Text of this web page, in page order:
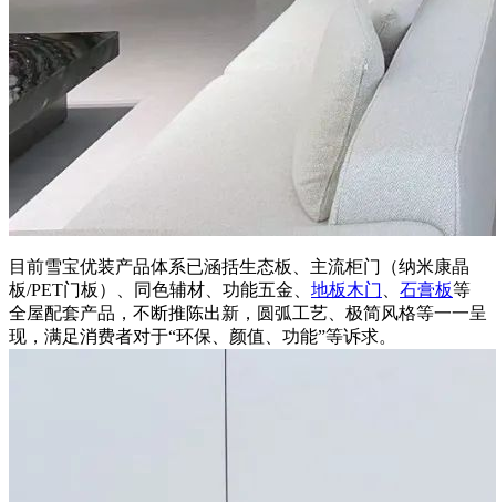
目前雪宝优装产品体系已涵括生态板、主流柜门（纳米康晶
板/PET门板）、同色辅材、功能五金、 地板木门 石膏板等
全屋配套产品，不断推陈出新，圆弧工艺、极简风格等一一呈
现，满足消费者对于“环保、颜值、功能”等诉求。